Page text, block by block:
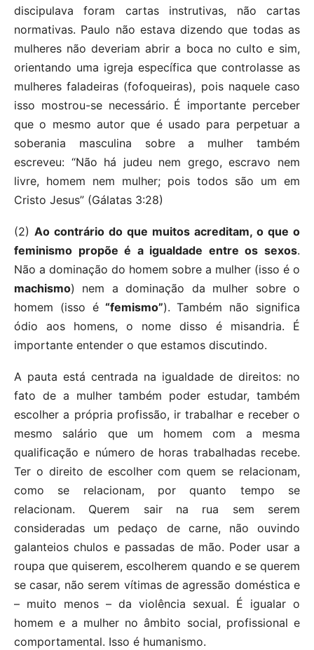
discipulava foram cartas instrutivas, não cartas
normativas. Paulo não estava dizendo que todas as
mulheres não deveriam abrir a boca no culto e sim,
orientando uma igreja específica que controlasse as
mulheres faladeiras (fofoqueiras), pois naquele caso
isso mostrou-se necessário. É importante perceber
que o mesmo autor que é usado para perpetuar a
soberania masculina sobre a mulher também
escreveu: “Não há judeu nem grego, escravo nem
livre, homem nem mulher; pois todos são um em
Cristo Jesus” (Gálatas 3:28)
(2) Ao contrário do que muitos acreditam, o que o
feminismo propõe é a igualdade entre os sexos.
Não a dominação do homem sobre a mulher (isso é o
machismo) nem a dominação da mulher sobre o
homem (isso é“femismo”). Também não significa
ódio aos homens, o nome disso é misandria. É
importante entender o que estamos discutindo.
A pauta está centrada na igualdade de direitos: no
fato de a mulher também poder estudar, também
escolher a própria profissão, ir trabalhar e receber o
mesmo salário que um homem com a mesma
qualificação e número de horas trabalhadas recebe.
Ter o direito de escolher com quem se relacionam,
como se relacionam, por quanto tempo se
relacionam. Querem sair na rua sem serem
consideradas um pedaço de carne, não ouvindo
galanteios chulos e passadas de mão. Poder usar a
roupa que quiserem, escolherem quando e se querem
se casar, não serem vítimas de agressão doméstica e
– muito menos – da violência sexual. É igualar o
homem e a mulher no âmbito social, profissional e
comportamental. Isso é humanismo.